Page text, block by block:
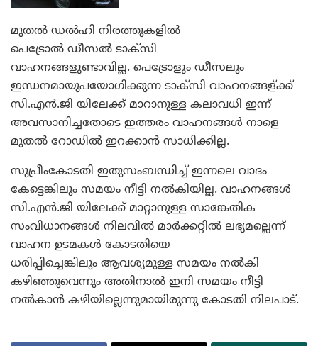
മുതല്‍ ഡല്‍ഹി നിരത്തുകളില്‍
പെട്രോല്‍ ഡീസല്‍ ടാക്‌സി
വാഹനങ്ങളുണ്ടാവില്ല. പെട്രോളും ഡീസലും
ഇന്ധനമായുപയോഗിക്കുന്ന ടാക്‌സി വാഹനങ്ങള്ക്ക്‍
സി.എന്‍.ജി യിലേക്ക് മാറാനുള്ള കലാവധി ഇന്ന്
അവസാനിച്ചതോടെ ഇത്തരം വാഹനങ്ങള്‍ നാളെ
മുതല്‍ റോഡില്‍ ഇറക്കാന്‍ സാധിക്കില്ല.
സുപ്രീംകോടതി ഇതുസംബന്ധിച്ച് ഇന്നലെ വാദം
കേട്ടെങ്കിലും സമയം നീട്ടി നല്‍കിയില്ല. വാഹനങ്ങള്‍
സി.എന്‍.ജി യിലേക്ക് മാറ്റാനുള്ള സാങ്കേതിക
സംവിധാനങ്ങള്‍ നിലവില്‍ മാര്‍ക്കറ്റില്‍ ലഭ്യമല്ലെന്ന്
വാഹന ഉടമകള്‍ കോടതിയെ
ധരിപ്പിച്ചെങ്കിലും ആവശ്യമുള്ള സമയം നല്‍കി
കഴിഞ്ഞുവെന്നും അതിനാല്‍ ഇനി സമയം നീട്ടി
നല്‍കാന്‍ കഴിയില്ലെന്നുമായിരുന്നു കോടതി നിലപാട്.